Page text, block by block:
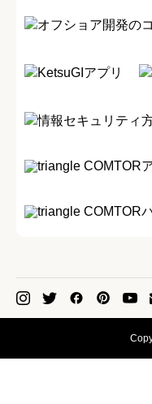
オフショア開発の
KetsuGIアプリ
情報セキュリティ
COMTOR
COMTOR